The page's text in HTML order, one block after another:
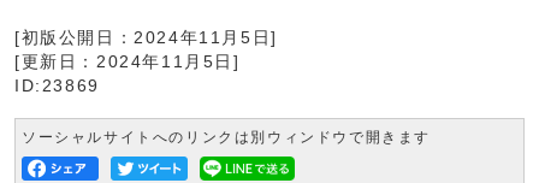
[初版公開日：2024年11月5日]
[更新日： 2024年11月5日 ]
ID:23869
ソーシャルサイトへのリンクは別ウィンドウで開きます